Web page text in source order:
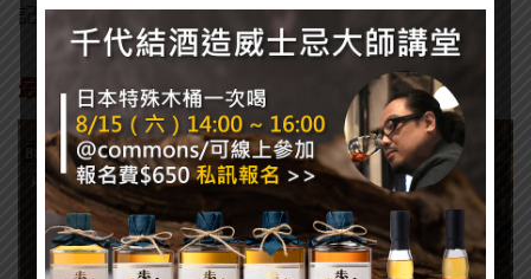
記與職人精神。
最獨特的威士忌體驗 超過400年的雋永精神